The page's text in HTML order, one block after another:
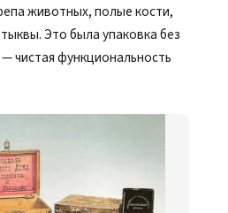
животных, полые кости,
Это была упаковка без
чистая функциональность